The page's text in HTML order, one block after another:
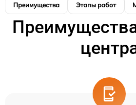
Преимущества Этапы работ